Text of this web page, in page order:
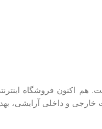
است. هم اکنون فروشگاه
خارجی و داخلی